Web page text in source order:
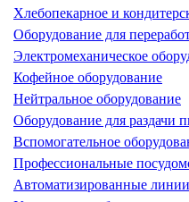
Хлебопекарное и
Оборудование для
Электромеханическое
Кофейное оборудование
Нейтральное оборудование
Оборудование для раздачи
Вспомогательное
Профессиональные
Автоматизированные